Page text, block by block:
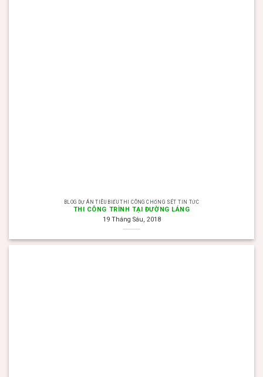
BLOG DỰ ÁN TIÊU BIỂU THI CÔNG CHỐNG SÉT TIN TỨC
THI CÔNG TRÌNH TẠI ĐƯỜNG LÁNG
19 Tháng Sáu, 2018